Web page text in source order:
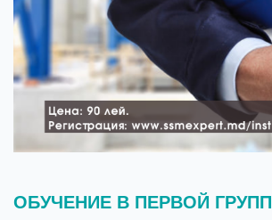
ОБУЧЕНИЕ В ПЕРВОЙ